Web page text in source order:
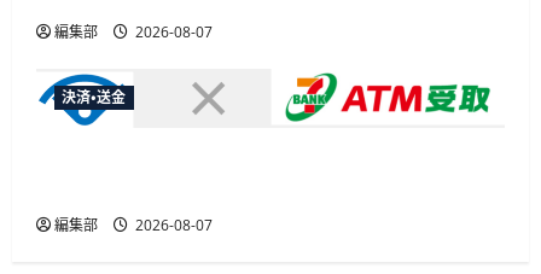
編集部 2026-08-07
決済・送金
編集部 2026-08-07